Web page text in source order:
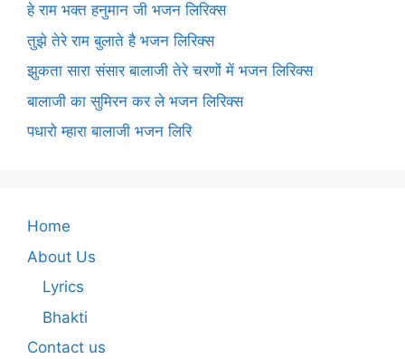
हे राम भक्त हनुमान जी भजन लिरिक्स
तुझे तेरे राम बुलाते है भजन लिरिक्स
झुकता सारा संसार बालाजी तेरे चरणों में भजन लिरिक्स
बालाजी का सुमिरन कर ले भजन लिरिक्स
पधारो म्हारा बालाजी भजन लिरि
Home
About Us
Lyrics
Bhakti
Contact us